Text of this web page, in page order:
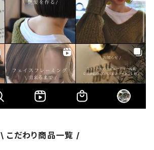
\ こだわり商品一覧 /